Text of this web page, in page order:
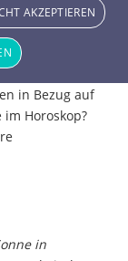
in Bezug auf
Horoskop?
in
AKZEPTIEREN